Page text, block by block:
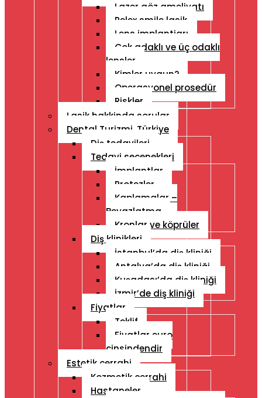
Lazer göz ameliyatı
Relex smile lasik
Lens implantiarı
Çok adaklı ve üç odaklı
lensler
Kimler uygun?
Operasyonel prosedür
Riskler
Lasik hakkinda sorular
Dental Turizmi, Türkiye
Diş tedavileri
Tedavi seçenekleri
İmplantlar
Protezler
Kaplamalar –
Beyazlatma
Kronlar ve köprüler
Diş klinikleri
İstanbul’da diş kliniği
Antalya’da diş kliniği
Kuşadası’da diş kliniği
İzmir’de diş kliniği
Fiyatlar
Teklif
Fiyatlar euro
cinsindendir
Estetik cerrahi
Kozmetik cerrahi
Hastaneler